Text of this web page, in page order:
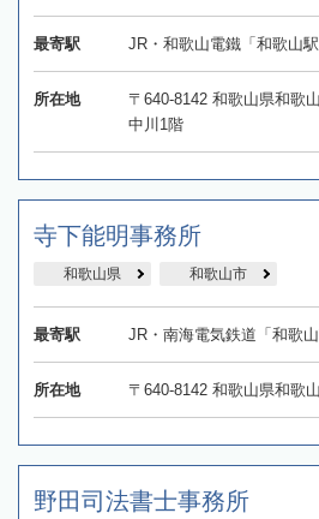
最寄駅 JR・和歌山電鐵「和歌山
所在地
〒640-8142 和歌山県和歌
中川1階
寺下能明事務所
和歌山県 和歌山市
最寄駅 JR・南海電気鉄道「和歌
所在地 〒640-8142 和歌山県和歌
野田司法書士事務所